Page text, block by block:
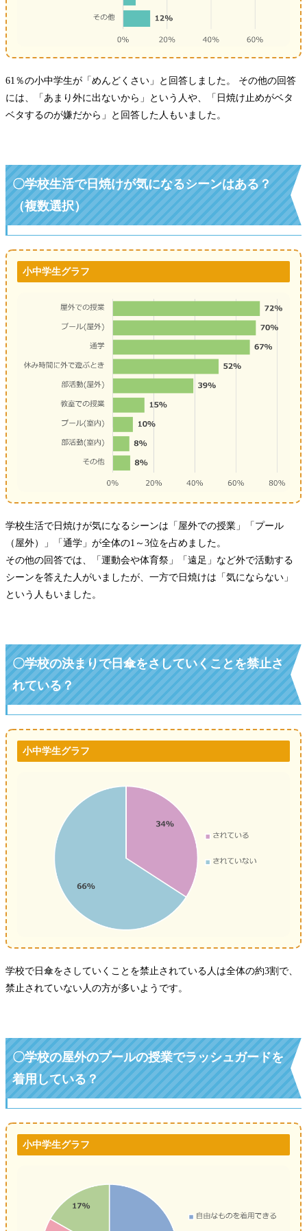
61％の小中学生が「めんどくさい」と回答しました。 その他の回答
には、「あまり外に出ないから」という人や、「日焼け止めがベタ
ベタするのが嫌だから」と回答した人もいました。
〇学校生活で日焼けが気になるシーンはある？
（複数選択）
小中学生グラフ
学校生活で日焼けが気になるシーンは「屋外での授業」「プール
（屋外）」「通学」が全体の1～3位を占めました。
その他の回答では、「運動会や体育祭」「遠足」など外で活動する
シーンを答えた人がいましたが、一方で日焼けは「気にならない」
という人もいました。
〇学校の決まりで日傘をさしていくことを禁止さ
れている？
小中学生グラフ
学校で日傘をさしていくことを禁止されている人は全体の約3割で、
禁止されていない人の方が多いようです。
〇学校の屋外のプールの授業でラッシュガードを
着用している？
小中学生グラフ